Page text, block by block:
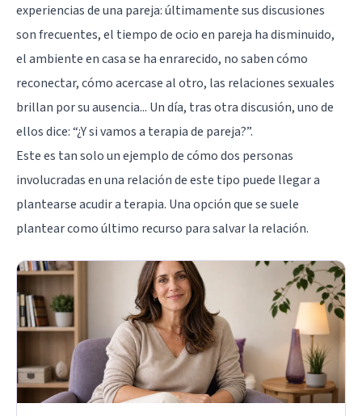
experiencias de una pareja: últimamente sus discusiones
son frecuentes, el tiempo de ocio en pareja ha disminuido,
el ambiente en casa se ha enrarecido, no saben cómo
reconectar, cómo acercase al otro, las relaciones sexuales
brillan por su ausencia... Un día, tras otra discusión, uno de
ellos dice: “¿Y si vamos a terapia de pareja?”.
Este es tan solo un ejemplo de cómo dos personas
involucradas en una relación de este tipo puede llegar a
plantearse acudir a terapia. Una opción que se suele
plantear como último recurso para salvar la relación.